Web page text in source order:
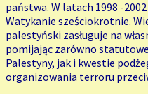
państwa. W latach 1998 -
Watykanie sześciokrotnie.
palestyński zasługuje na
pomijając zarówno
Palestyny, jak i kwestie
organizowania terroru